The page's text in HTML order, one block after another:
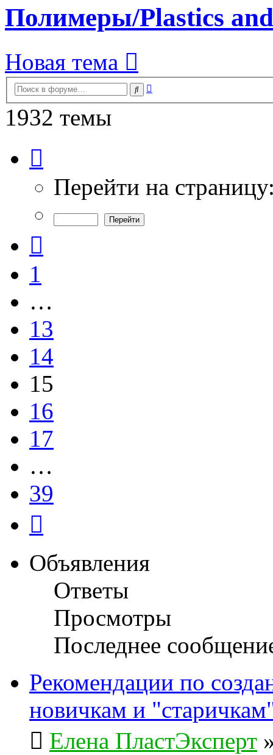
Полимеры/Plastics
Новая тема
Поиск
1932 темы
из
Перейти на
1
…
13
14
15
16
17
…
39
Объявления
Ответы
Просмотры
Последнее
Рекомендации по
новичкам и
Елена ПластЭксперт